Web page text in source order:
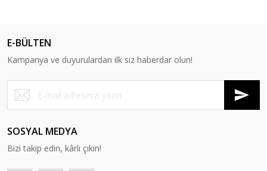
E-BÜLTEN
Kampanya ve duyurulardan ilk siz haberdar olun!
SOSYAL MEDYA
Bizi takip edin, kârlı çıkın!